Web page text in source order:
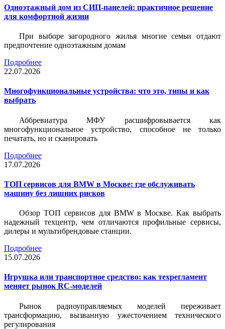
Одноэтажный дом из СИП-панелей: практичное решение
для комфортной жизни
При выборе загородного жилья многие семьи отдают
предпочтение одноэтажным домам
Подробнее
22.07.2026
Многофункциональные устройства: что это, типы и как
выбрать
Аббревиатура МФУ расшифровывается как
многофункциональное устройство, способное не только
печатать, но и сканировать
Подробнее
17.07.2026
ТОП сервисов для BMW в Москве: где обслуживать
машину без лишних рисков
Обзор ТОП сервисов для BMW в Москве. Как выбрать
надежный техцентр, чем отличаются профильные сервисы,
дилеры и мультибрендовые станции.
Подробнее
15.07.2026
Игрушка или транспортное средство: как техрегламент
меняет рынок RC-моделей
Рынок радиоуправляемых моделей переживает
трансформацию, вызванную ужесточением технического
регулирования